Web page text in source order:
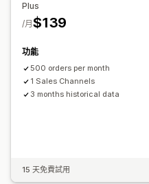
資料自動同步處理
每日銷售摘要
即時庫存同步
Plus
$139
/月
功能
500 orders per month
1 Sales Channels
3 months historical data
15 天免費試用